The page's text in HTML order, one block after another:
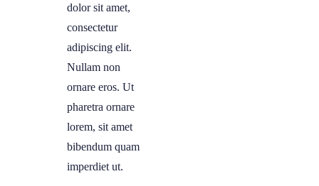
dolor sit amet,
consectetur
adipiscing elit.
Nullam non
ornare eros. Ut
pharetra ornare
lorem, sit amet
bibendum quam
imperdiet ut.